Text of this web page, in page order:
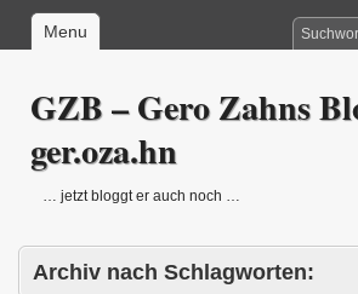
Menu
GZB – Gero Zahns
ger.oza.hn
… jetzt bloggt er auch noch …
Archiv nach Schlagworten: